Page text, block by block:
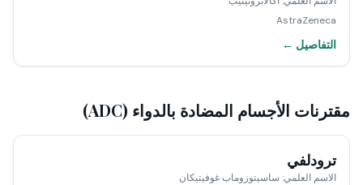
AstraZeneca
التفاصيل ←
مقترنات الأجسام المضادة بالدواء (ADC)
ترودلفي
الاسم العلمي: ساسيتوزوماب غوفيتيكان